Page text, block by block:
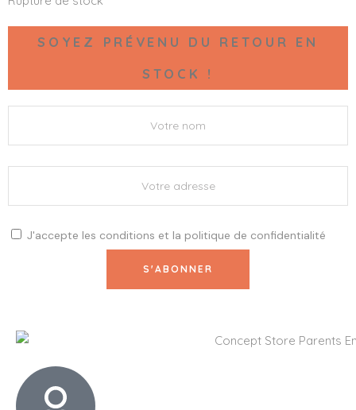
SOYEZ PRÉVENU DU RETOUR EN
STOCK !
J'accepte les conditions et la politique de confidentialité